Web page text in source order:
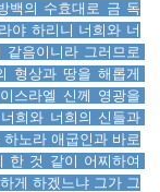
백의 수효대로 금 독
야 하리니 너희와 너
같음이니라 그러므로
형상과 땅을 해롭게
스라엘 신께 영광을
희와 너희의 신들과
노라 애굽인과 바로
한 것 같이 어찌하여
게 하겠느냐 그가 그